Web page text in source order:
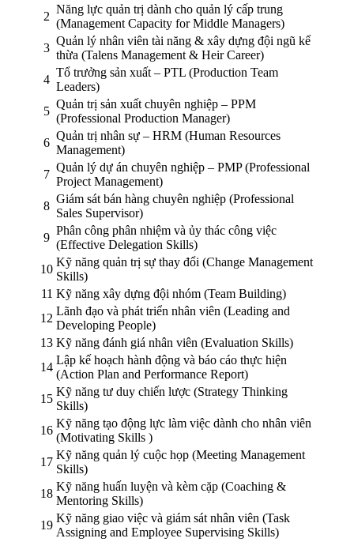
2
Năng lực quản trị dành cho quản lý cấp trung
(Management Capacity for Middle Managers)
3
Quản lý nhân viên tài năng & xây dựng đội ngũ kế
thừa (Talens Management & Heir Career)
4
Tổ trưởng sản xuất – PTL (Production Team
Leaders)
5
Quản trị sản xuất chuyên nghiệp – PPM
(Professional Production Manager)
6
Quản trị nhân sự – HRM (Human Resources
Management)
7
Quản lý dự án chuyên nghiệp – PMP (Professional
Project Management)
8
Giám sát bán hàng chuyên nghiệp (Professional
Sales Supervisor)
9
Phân công phân nhiệm và ủy thác công việc
(Effective Delegation Skills)
10
Kỹ năng quản trị sự thay đổi (Change Management
Skills)
11 Kỹ năng xây dựng đội nhóm (Team Building)
12
Lãnh đạo và phát triển nhân viên (Leading and
Developing People)
13 Kỹ năng đánh giá nhân viên (Evaluation Skills)
14
Lập kế hoạch hành động và báo cáo thực hiện
(Action Plan and Performance Report)
15
Kỹ năng tư duy chiến lược (Strategy Thinking
Skills)
16
Kỹ năng tạo động lực làm việc dành cho nhân viên
(Motivating Skills )
17
Kỹ năng quản lý cuộc họp (Meeting Management
Skills)
18
Kỹ năng huấn luyện và kèm cặp (Coaching &
Mentoring Skills)
19
Kỹ năng giao việc và giám sát nhân viên (Task
Assigning and Employee Supervising Skills)